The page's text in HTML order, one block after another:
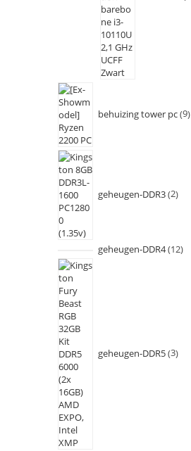
behuizing tower pc 9
geheugen-DDR3 2
geheugen-DDR4 12
geheugen-DDR5 3